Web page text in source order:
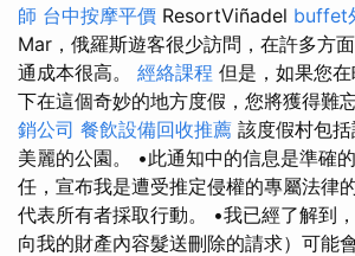
師 台中按摩平價 ResortViñadel buffet
Mar，俄羅斯遊客很少訪問，在許多方
通成本很高。 經絡課程 但是，如果您
下在這個奇妙的地方度假，您將獲得難
銷公司 餐飲設備回收推薦 該度假村包
美麗的公園。 •此通知中的信息是準確
任，宣布我是遭受推定侵權的專屬法律
代表所有者採取行動。 •我已經了解到
向我的財產內容髮送刪除的請求）可能